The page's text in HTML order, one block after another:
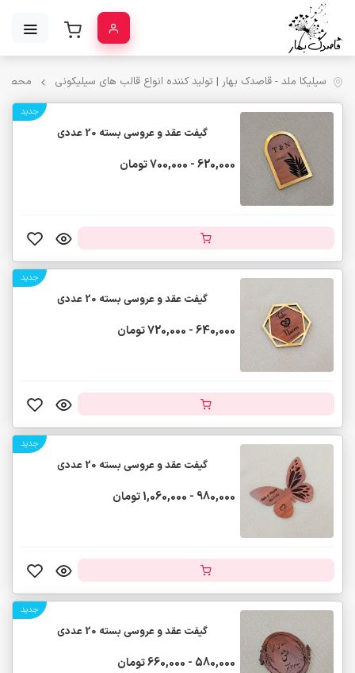
سیلیکا ملد - قاصدک بهار | تولید کننده انواع قالب‌ های سیلیکونی
جدید
گیفت عقد و عروسی بسته 20 عددی
620,000 - 700,000 تومان
جدید
گیفت عقد و عروسی بسته 20 عددی
640,000 - 720,000 تومان
جدید
گیفت عقد و عروسی بسته 20 عددی
980,000 - 1,060,000 تومان
جدید
گیفت عقد و عروسی بسته 20 عددی
580,000 - 660,000 تومان